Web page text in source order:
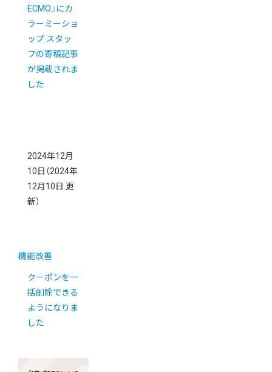
ECMO』にカ
ラーミーショ
ップ スタッ
フの寄稿記事
が掲載されま
した
2024年12月
10日 （2024年
12月10日 更
新）
機能改善
クーポンを一
括削除できる
ようになりま
した